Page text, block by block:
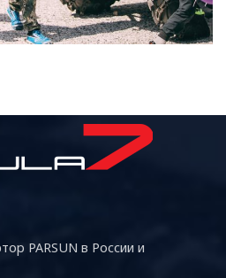
PARSUN в России и